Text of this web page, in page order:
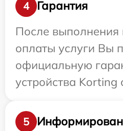
4
Гарантия
После выполнения
оплаты услуги Вы
официальную
устройства Korting
5